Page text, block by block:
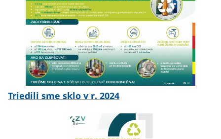
Triedili sme sklo v r. 2024